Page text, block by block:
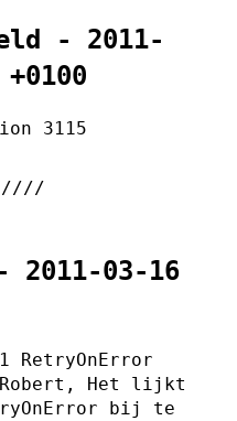
- 2011-
3115
2011-03-16
RetryOnError
Robert, Het lijkt
bij te